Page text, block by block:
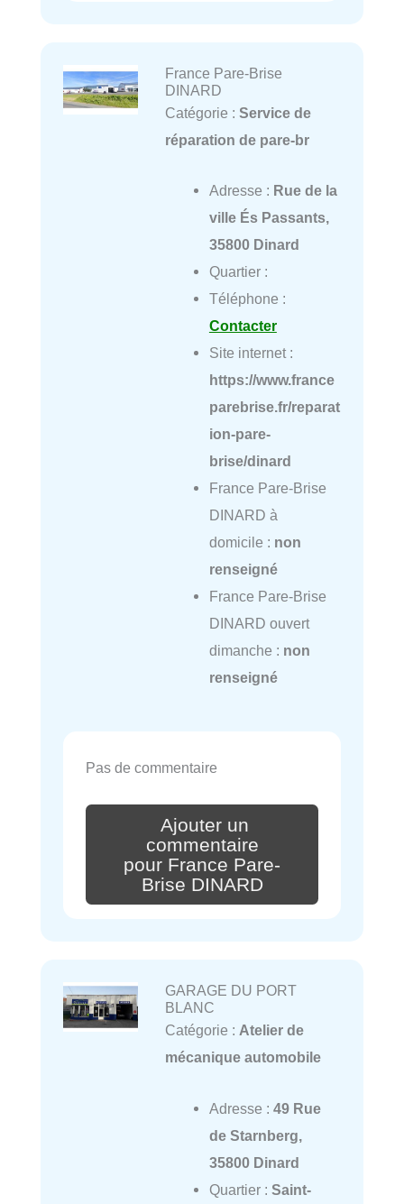
France Pare-Brise
DINARD
Catégorie : Service de
réparation de pare-br
Adresse : Rue de la
ville És Passants,
35800 Dinard
Quartier :
Téléphone :
Contacter
Site internet :
https://www.france
parebrise.fr/reparat
ion-pare-
brise/dinard
France Pare-Brise
DINARD à
domicile : non
renseigné
France Pare-Brise
DINARD ouvert
dimanche : non
renseigné
Pas de commentaire
Ajouter un
commentaire
pour France Pare-
Brise DINARD
GARAGE DU PORT
BLANC
Catégorie : Atelier de
mécanique automobile
Adresse : 49 Rue
de Starnberg,
35800 Dinard
Quartier : Saint-